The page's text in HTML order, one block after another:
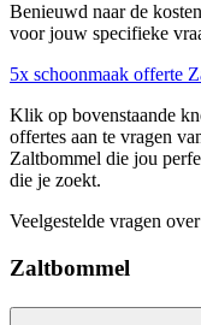
Benieuwd naar de
voor jouw specifieke
5x schoonmaak offerte
Klik op bovenstaande
offertes aan te vragen
Zaltbommel die jou
die je zoekt.
Veelgestelde vragen
Zaltbommel